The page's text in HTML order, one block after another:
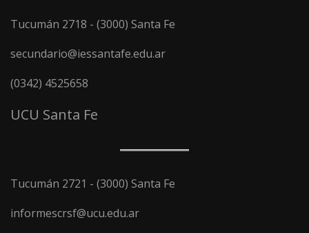
Tucumán 2718 - (3000) Santa Fe
secundario@iessantafe.edu.ar
(0342) 4525658
UCU Santa Fe
Tucumán 2721 - (3000) Santa Fe
informescrsf@ucu.edu.ar